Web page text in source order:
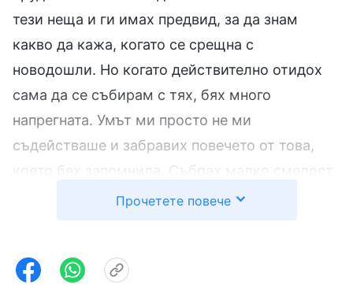
тези неща и ги имах предвид, за да знам
какво да кажа, когато се срещна с
новодошли. Но когато действително отидох
сама да се събирам с тях, бях много
напрегната. Умът ми просто не ми
съдействаше и забравих повечето от това,
което бях запомнила. Събрах малко смелост
и се насилих да говоря, като следвах примера
Дори един толкова прост въпрос като „Как си
Прочетете повече